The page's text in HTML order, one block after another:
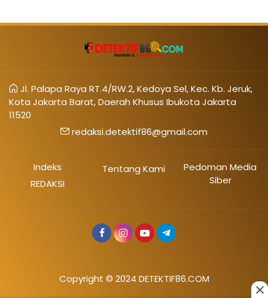
Jl. Palapa Raya RT.4/RW.2, Kedoya Sel, Kec. Kb. Jeruk,
Kota Jakarta Barat, Daerah Khusus Ibukota Jakarta
11520
redaksi.detektif86@gmail.com
Indeks
REDAKSI
Tentang Kami
Pedoman Media
Siber
Copyright © 2024 DETEKTIF86.COM